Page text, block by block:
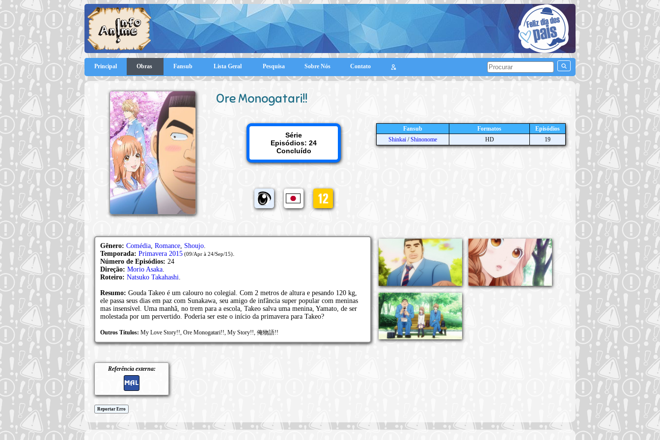
Principal Obras Fansub Lista Geral Pesquisa Sobre Nós Contato
Ore Monogatari!!
Série
Episódios: 24
Concluído
Fansub Formatos
Episódios
Shinkai /Shinonome HD 19
Gênero: Comédia, Romance, Shoujo.
Temporada: Primavera 2015 (09/Apr à 24/Sep/15).
Número de Episódios: 24
Direção: Morio Asaka.
Roteiro: Natsuko Takahashi.
Resumo: Gouda Takeo é um calouro no colegial. Com 2 metros de altura e pesando 120 kg,
ele passa seus dias em paz com Sunakawa, seu amigo de infância super popular com meninas
mas insensível. Uma manhã, no trem para a escola, Takeo salva uma menina, Yamato, de ser
molestada por um pervertido. Poderia ser este o início da primavera para Takeo?
Outros Títulos: My Love Story!!, Ore Monogatari!!, My Story!!, 俺物語!!
Referência externa:
Reportar Erro